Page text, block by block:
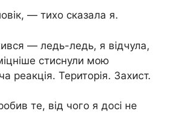
— тихо сказала я.
— ледь-ледь, я відчула,
стиснули мою
реакція. Територія. Захист.
те, від чого я досі не